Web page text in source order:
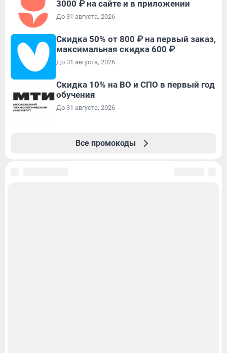
3000 ₽ на сайте и в приложении
До 31 августа, 2026
Скидка 50% от 800 ₽ на первый заказ,
максимальная скидка 600 ₽
До 31 августа, 2026
Скидка 10% на ВО и СПО в первый год
обучения
До 31 августа, 2026
Все промокоды